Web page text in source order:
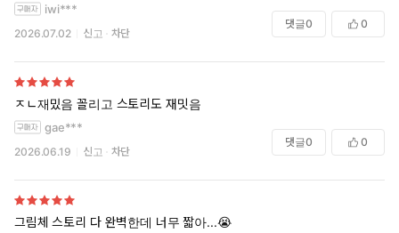
iwi***
2026.07.02 신고 차단
댓글0 0
ㅈㄴ재밌음 꼴리고 스토리도 재밋음
gae***
2026.06.19 신고 차단
댓글0 0
그림체 스토리 다 완벽한데 너무 짧아...😭